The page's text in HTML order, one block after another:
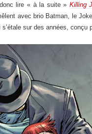
donc lire « à la suite » Killing
avec brio Batman, le
sur des années,